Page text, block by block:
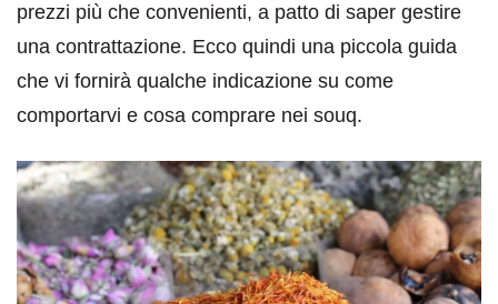
prezzi più che convenienti, a patto di saper gestire
una contrattazione. Ecco quindi una piccola guida
che vi fornirà qualche indicazione su come
comportarvi e cosa comprare nei souq.